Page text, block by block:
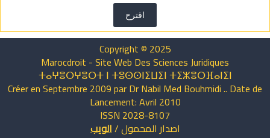
اقترح
Copyright © 2025
Marocdroit - Site Web Des Sciences Juridiques
ⵜⴰⵖⴻⵔⵖⴻⵔⵜ ⵏ ⵜⵓⵙⵙⵏⵉⵡⵉⵏ ⵜⵉⵣⴻⵔⴼⴰⵏⵉⵏ
Créer en Septembre 2009 par Dr Nabil Med Bouhmidi .. Date de
Lancement: Avril 2010
ISSN 2028-8107
اصدار المحمول/الويب